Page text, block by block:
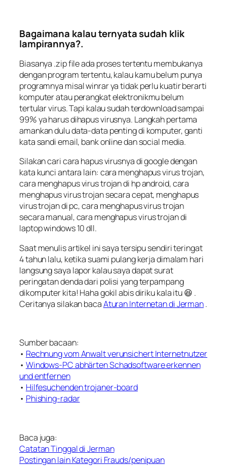
Bagaimana kalau ternyata sudah klik
lampirannya?.
Biasanya .zip file ada proses tertentu membukanya
dengan program tertentu, kalau kamu belum punya
programnya misal winrar ya tidak perlu kuatir berarti
komputer atau perangkat elektronikmu belum
tertular virus. Tapi kalau sudah terdownload sampai
99% ya harus dihapus virusnya. Langkah pertama
amankan dulu data-data penting di komputer, ganti
kata sandi email, bank online dan social media.
Silakan cari cara hapus virusnya di google dengan
kata kunci antara lain: cara menghapus virus trojan,
cara menghapus virus trojan di hp android, cara
menghapus virus trojan secara cepat, menghapus
virus trojan di pc, cara menghapus virus trojan
secara manual, cara menghapus virus trojan di
laptop windows 10dll.
Saat menulis artikel ini saya tersipu sendiri teringat
4 tahun lalu, ketika suami pulang kerja dimalam hari
langsung saya lapor kalau saya dapat surat
peringatan denda dari polisi yang terpampang
dikomputer kita! Haha gokil abis diriku kala itu 😆 .
Ceritanya silakan bacaAturan Internetan di Jerman.
Sumber bacaan:
• Rechnung vom Anwalt verunsichert Internetnutzer
• Windows-PC abhärten Schadsoftware erkennen
und entfernen
• Hilfesuchenden trojaner-board
• Phishing-radar
Baca juga:
Catatan Tinggal di Jerman
Postingan lain Kategori Frauds/penipuan